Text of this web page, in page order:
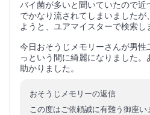
バイ菌が多いと聞いていたので近
でかなり流されてしまいましたが
ようと、ユアマイスターで検索し
今日おそうじメモリーさんが男性
っという間に綺麗になりました。
助かりました。
おそうじメモリーの返信
この度はご依頼誠に有難う御座